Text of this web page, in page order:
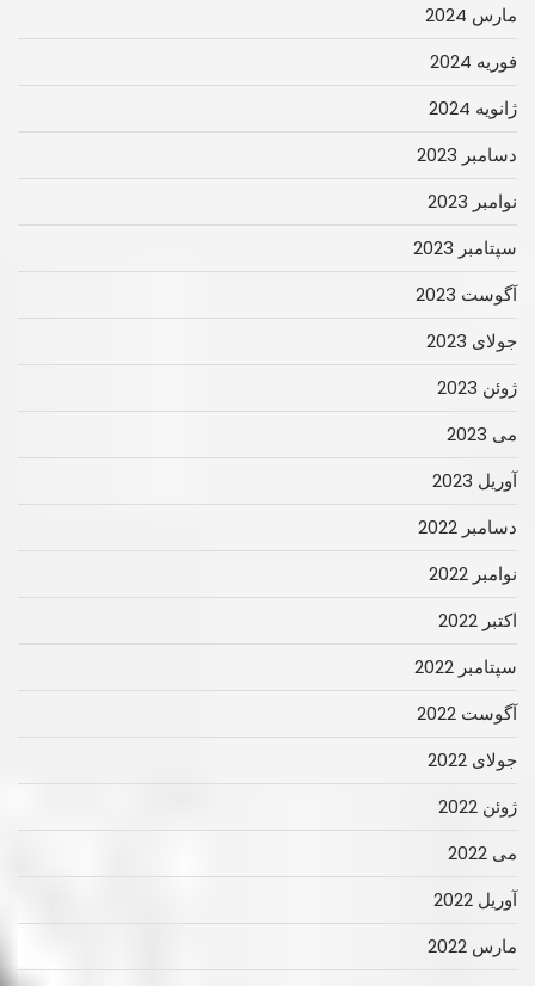
مارس 2024
فوریه 2024
ژانویه 2024
دسامبر 2023
نوامبر 2023
سپتامبر 2023
آگوست 2023
جولای 2023
ژوئن 2023
می 2023
آوریل 2023
دسامبر 2022
نوامبر 2022
اکتبر 2022
سپتامبر 2022
آگوست 2022
جولای 2022
ژوئن 2022
می 2022
آوریل 2022
مارس 2022